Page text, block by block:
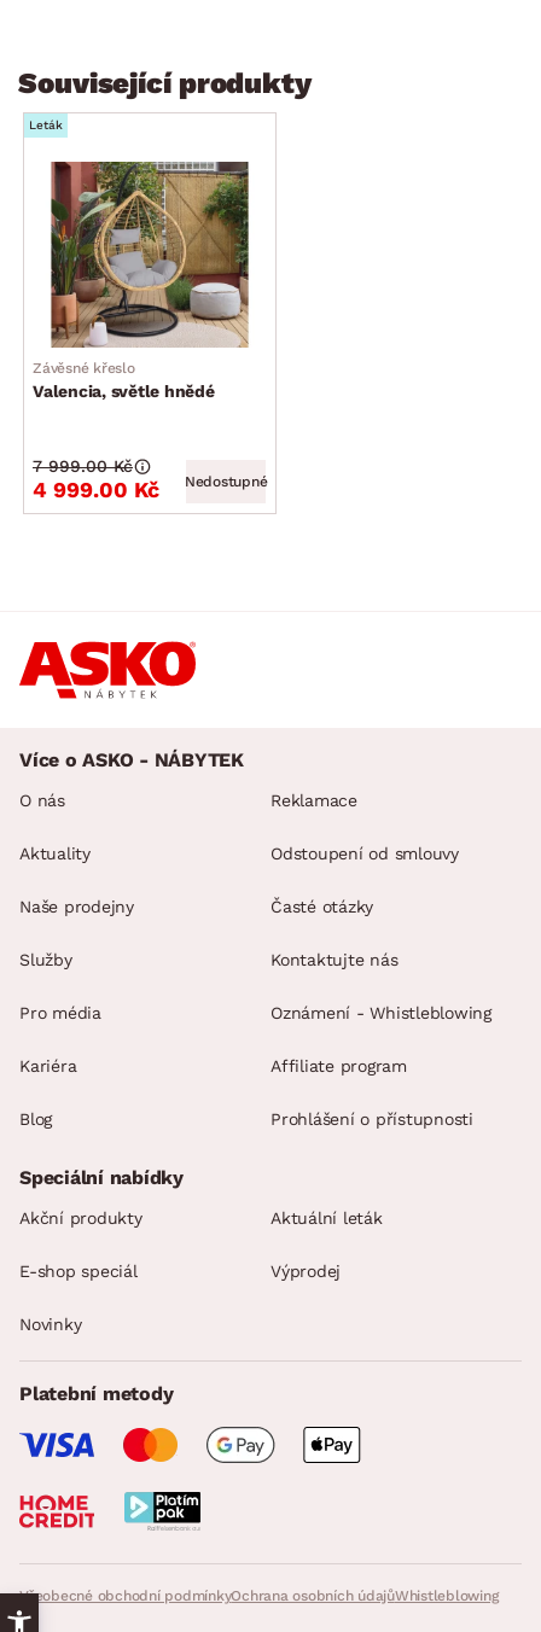
Související produkty
Leták
Závěsné křeslo
Valencia, světle hnědé
4 999.00 Kč
7 999.00 Kč
Nedostupné
Více o ASKO - NÁBYTEK
O nás
Aktuality
Naše prodejny
Služby
Pro média
Kariéra
Blog
Reklamace
Odstoupení od smlouvy
Časté otázky
Kontaktujte nás
Oznámení - Whistleblowing
Affiliate program
Prohlášení o přístupnosti
Všeobecné obchodní podmínkyOchrana osobních údajůWhistleblowing
Speciální nabídky
Akční produkty Aktuální leták
E-shop speciál Výprodej
Novinky
Platební metody